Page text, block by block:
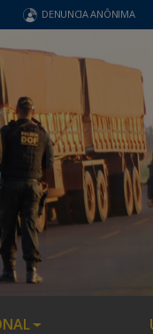
DENUNCIA ANÔNIMA